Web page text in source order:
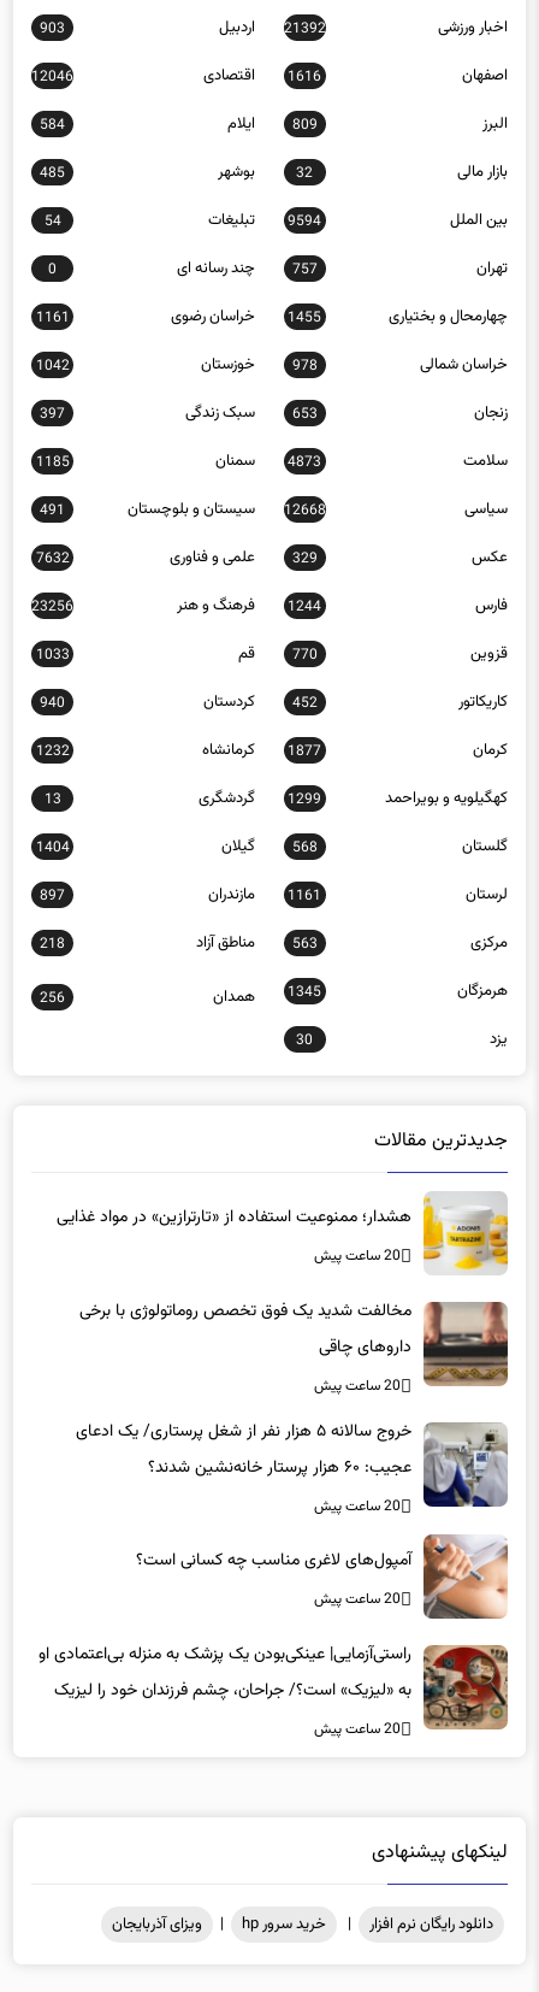
اخبار ورزشی 21392 اردبیل 903
اصفهان 1616 اقتصادی 12046
البرز 809 ایلام 584
بازار مالی 32 بوشهر 485
بین الملل 9594 تبلیغات 54
تهران 757 چند رسانه ای 0
چهارمحال و بختیاری 1455 خراسان رضوی 1161
خراسان شمالی 978 خوزستان 1042
زنجان 653 سبک زندگی 397
سلامت 4873 سمنان 1185
سیاسی 12668 سیستان و بلوچستان 491
عکس 329 علمی و فناوری 7632
فارس 1244 فرهنگ و هنر 23256
قزوین 770 قم 1033
کاریکاتور 452 کردستان 940
کرمان 1877 کرمانشاه 1232
کهگیلویه و بویراحمد 1299 گردشگری 13
گلستان 568 گیلان 1404
لرستان 1161 مازندران 897
مرکزی 563 مناطق آزاد 218
هرمزگان 1345 همدان 256
یزد 30
جدیدترین مقالات
هشدار؛ ممنوعیت استفاده از «تارترازین» در مواد غذایی
20 ساعت پیش
مخالفت شدید یک فوق تخصص روماتولوژی با برخی
داروهای چاقی
20 ساعت پیش
خروج سالانه ۵ هزار نفر از شغل پرستاری/ یک ادعای
عجیب: ۶۰ هزار پرستار خانه‌نشین شدند؟
20 ساعت پیش
آمپول‌های لاغری مناسب چه کسانی است؟
20 ساعت پیش
راستی‌آزمایی| عینکی‌بودن یک پزشک به منزله بی‌اعتمادی او
به «لیزیک» است؟/ جراحان، چشم فرزندان خود را لیزیک
می‌کنند؟
20 ساعت پیش
لینکهای پیشنهادی
دانلود رایگان نرم افزار | خرید سرور hp | ویزای آذربایجان